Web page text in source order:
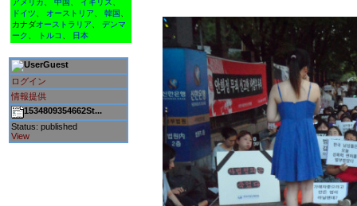
アメリカ 中国 イギリス
ドイツ
オーストリア 韓国
カナダオーストラリア
デンマ
ーク
トルコ 日本
Guest
ログイン
情報提供
1534809354662St...
Status: published
View